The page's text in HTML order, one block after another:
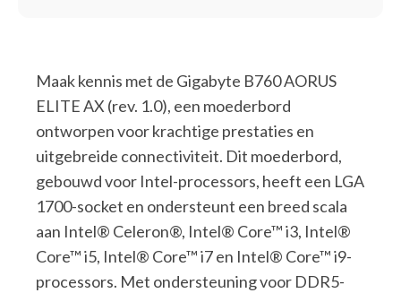
Maak kennis met de Gigabyte B760 AORUS
ELITE AX (rev. 1.0), een moederbord
ontworpen voor krachtige prestaties en
uitgebreide connectiviteit. Dit moederbord,
gebouwd voor Intel-processors, heeft een LGA
1700-socket en ondersteunt een breed scala
aan Intel® Celeron®, Intel® Core™ i3, Intel®
Core™ i5, Intel® Core™ i7 en Intel® Core™ i9-
processors. Met ondersteuning voor DDR5-